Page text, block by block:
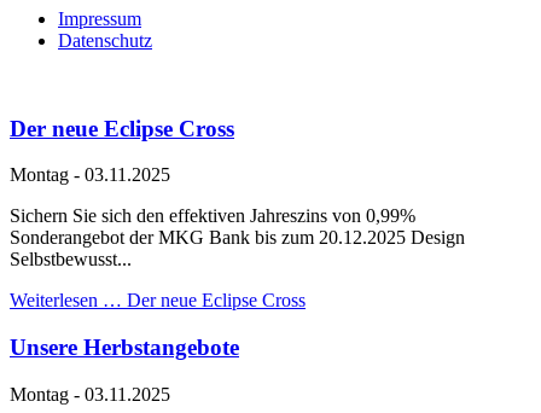
Impressum
Datenschutz
Der neue Eclipse Cross
Montag - 03.11.2025
Sichern Sie sich den effektiven Jahreszins von 0,99%
Sonderangebot der MKG Bank bis zum 20.12.2025 Design
Selbstbewusst...
Weiterlesen … Der neue Eclipse Cross
Unsere Herbstangebote
Montag - 03.11.2025